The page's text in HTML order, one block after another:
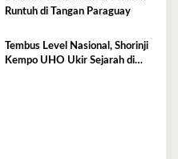
Runtuh di Tangan Paraguay
Tembus Level Nasional, Shorinji
Kempo UHO Ukir Sejarah di